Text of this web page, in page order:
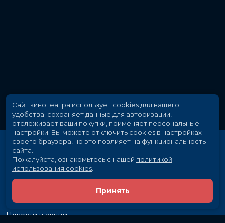
Скоро в кино
Новости и акции
Сайт кинотеатра использует cookies для вашего
удобства: сохраняет данные для авторизации,
отслеживает ваши покупки, применяет персональные
настройки. Вы можете отключить cookies в настройках
своего браузера, но это повлияет на функциональность
сайта.
Пожалуйста, ознакомьтесь с нашей политикой
использования cookies
Принять